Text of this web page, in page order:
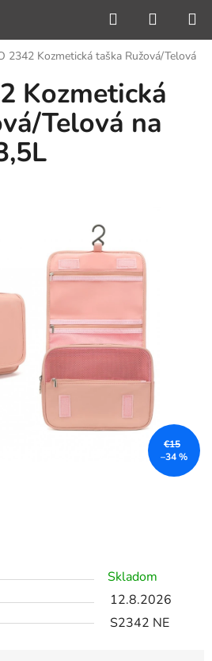
Hľadať
KOŠÍK
2342 Kozmetická taška Ružová/Telová
Skladom
12.8.2026
S2342 NE
Kozmetická
Telová na
€15
–34 %